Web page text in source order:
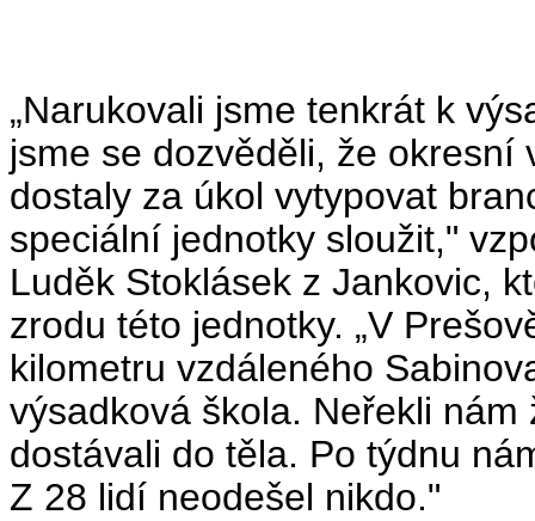
„Narukovali jsme tenkrát k
jsme se dozvěděli, že okresní
dostaly za úkol vytypovat
speciální jednotky sloužit,"
Luděk Stoklásek z Jankovic,
zrodu této jednotky. „V
kilometru vzdá­leného
výsadková škola. Neřekli
dostávali do těla. Po týdnu
Z 28 lidí neodešel nikdo."